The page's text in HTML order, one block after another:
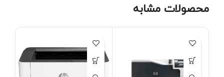
محصولات مشابه